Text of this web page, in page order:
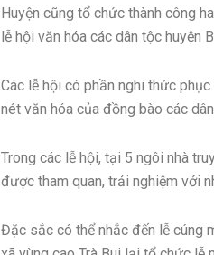
Huyện cũng tổ chức thành công
lễ hội văn hóa các dân tộc huyện
Các lễ hội có phần nghi thức
nét văn hóa của đồng bào các
Trong các lễ hội, tại 5 ngôi nhà
được tham quan, trải nghiệm với
Đặc sắc có thể nhắc đến lễ cúng